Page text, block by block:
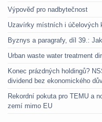
Výpověď pro nadbytečnost
Uzavírky místních i účelových
Byznys a paragrafy, díl 39.:
Urban waste water treatment
Konec prázdných holdingů?
dividend bez ekonomického
Rekordní pokuta pro TEMU a
zemí mimo EU